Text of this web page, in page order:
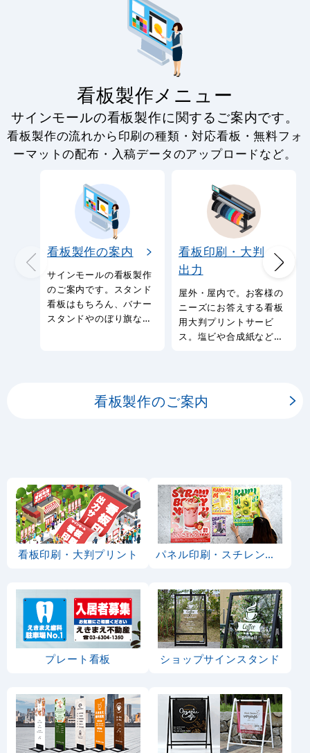
看板製作メニュー
サインモールの看板製作に関するご案内です。
看板製作の流れから印刷の種類・対応看板・無料フォ
ーマットの配布・入稿データのアップロードなど。
看板製作の案内
サインモールの看板製作
のご案内です。スタンド
看板はもちろん、バナー
スタンドやのぼり旗など
看板印刷・大判
出力
屋外・屋内で。お客様の
ニーズにお答えする看板
用大判プリントサービ
ス。塩ビや合成紙など看
看板製作のご案内
看板印刷・大判プリント パネル印刷・スチレンボード
プレート看板 ショップサインスタンド